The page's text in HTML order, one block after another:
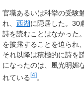
官職あるいは科挙の受験
れ、 西湖に隠居した。30
詩を読むことはなかった
を披露することを迫られ
それ以降は積極的に詩を
になったのは、風光明媚
れている[4]。